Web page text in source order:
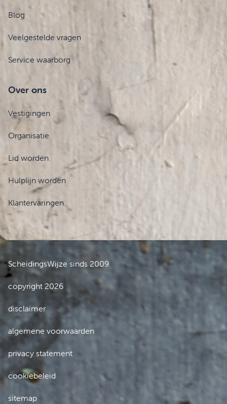
Blog
Veelgestelde vragen
Service waarborg
Over ons
Vestigingen
Organisatie
Lid worden
Hulplijn worden
Klantervaringen
ScheidingsWijze sinds 2009
copyright 2026
disclaimer
algemene voorwaarden
privacy statement
cookiebeleid
sitemap